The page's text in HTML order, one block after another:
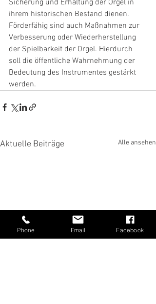
Sicherung und Erhaltung der Orgel in
ihrem historischen Bestand dienen.
Förderfähig sind auch Maßnahmen zur
Verbesserung oder Wiederherstellung
der Spielbarkeit der Orgel. Hierdurch
soll die öffentliche Wahrnehmung der
Bedeutung des Instrumentes gestärkt
werden.
Aktuelle Beiträge Alle ansehen
Phone Email Facebook